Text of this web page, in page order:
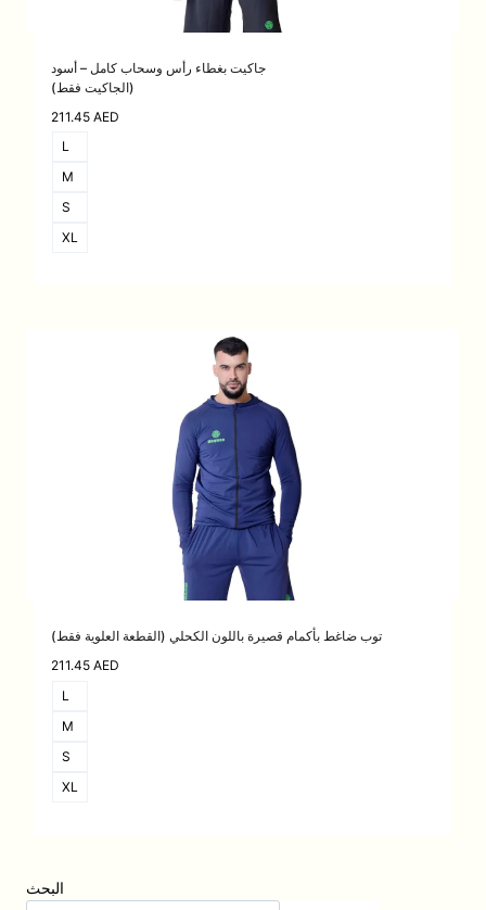
جاكيت بغطاء رأس وسحاب كامل – أسود
(الجاكيت فقط)
211.45 AED
L
M
S
XL
توب ضاغط بأكمام قصيرة باللون الكحلي (القطعة العلوية فقط)
211.45 AED
L
M
S
XL
البحث